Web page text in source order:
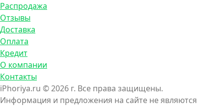
Распродажа
Отзывы
Доставка
Оплата
Кредит
О компании
Контакты
iPhoriya.ru © 2026 г. Все права защищены.
Информация и предложения на сайте не являются